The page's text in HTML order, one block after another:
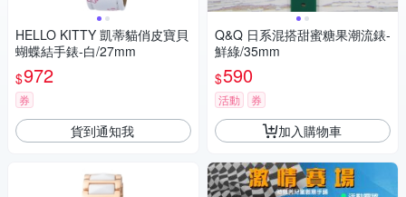
HELLO KITTY 凱蒂貓俏皮寶貝
蝴蝶結手錶-白/27mm
$972
券
貨到通知我
Q&Q 日系混搭甜蜜糖果潮流錶-
鮮綠/35mm
$590
活動 券
加入購物車